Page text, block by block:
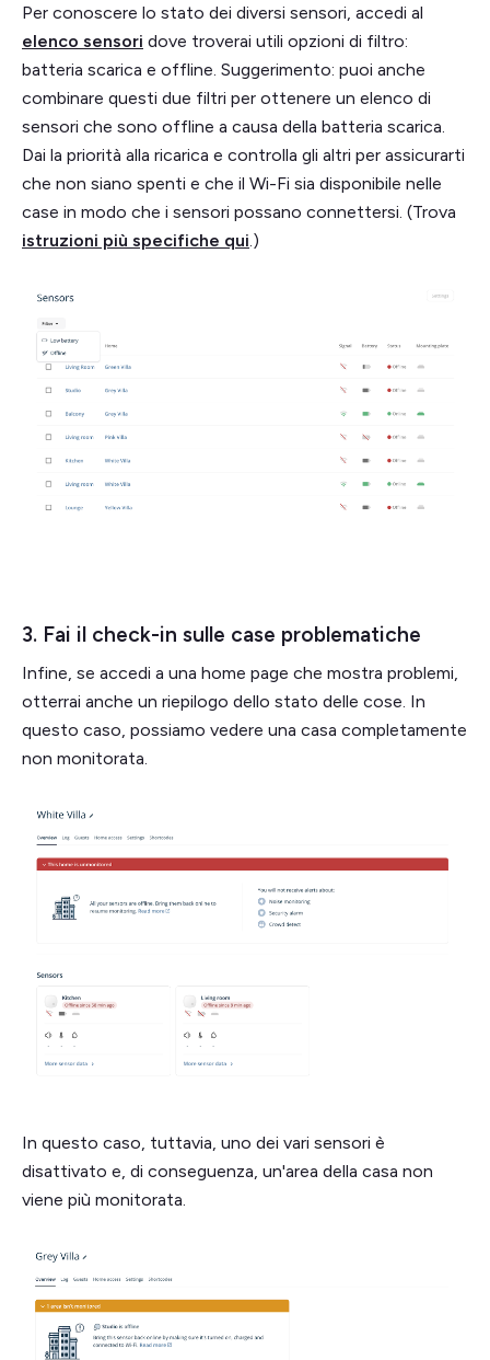
Per conoscere lo stato dei diversi sensori, accedi al
elenco sensori dove troverai utili opzioni di filtro:
batteria scarica e offline. Suggerimento: puoi anche
combinare questi due filtri per ottenere un elenco di
sensori che sono offline a causa della batteria scarica.
Dai la priorità alla ricarica e controlla gli altri per assicurarti
che non siano spenti e che il Wi-Fi sia disponibile nelle
case in modo che i sensori possano connettersi. (Trova
istruzioni più specifiche qui.)
3. Fai il check-in sulle case problematiche
Infine, se accedi a una home page che mostra problemi,
otterrai anche un riepilogo dello stato delle cose. In
questo caso, possiamo vedere una casa completamente
non monitorata.
In questo caso, tuttavia, uno dei vari sensori è
disattivato e, di conseguenza, un'area della casa non
viene più monitorata.